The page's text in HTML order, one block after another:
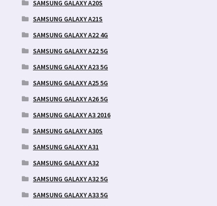
SAMSUNG GALAXY A20S
SAMSUNG GALAXY A21S
SAMSUNG GALAXY A22 4G
SAMSUNG GALAXY A22 5G
SAMSUNG GALAXY A23 5G
SAMSUNG GALAXY A25 5G
SAMSUNG GALAXY A26 5G
SAMSUNG GALAXY A3 2016
SAMSUNG GALAXY A30S
SAMSUNG GALAXY A31
SAMSUNG GALAXY A32
SAMSUNG GALAXY A32 5G
SAMSUNG GALAXY A33 5G